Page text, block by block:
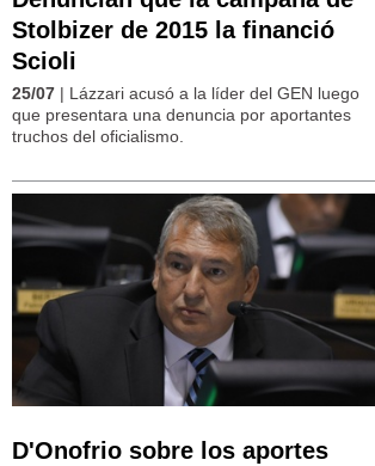
Stolbizer de 2015 la financió
Scioli
25/07 | Lázzari acusó a la líder del GEN luego
que presentara una denuncia por aportantes
truchos del oficialismo.
D'Onofrio sobre los aportes